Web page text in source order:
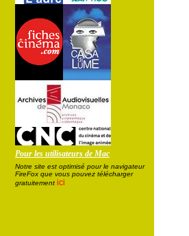
Pour les utilisateurs de Mac
Notre site est optimisé pour le navigateur
FireFox que vous pouvez télécharger
gratuitement ici